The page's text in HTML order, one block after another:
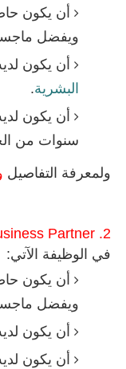
أن يكون
ويفضل
أن يكون
البشرية.
سنوات من
ولمعرفة التفاصيل
2. Human Resources Business Partner،
في الوظيفة الآتي:
أن يكون
ويفضل
أن يكون لديه خبرة
أن يكون